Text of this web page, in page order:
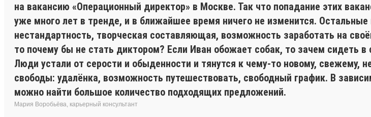
на вакансию «Операционный директор» в Москве. Так что попадание этих
уже много лет в тренде, и в ближайшее время ничего не изменится.
нестандартность, творческая составляющая, возможность заработать на
то почему бы не стать диктором? Если Иван обожает собак, то зачем сидеть
Люди устали от серости и обыденности и тянутся к чему-то новому, свежему,
свободы: удалёнка, возможность путешествовать, свободный график. В
можно найти большое количество подходящих предложений.
Мария Воробьёва, карьерный консультант